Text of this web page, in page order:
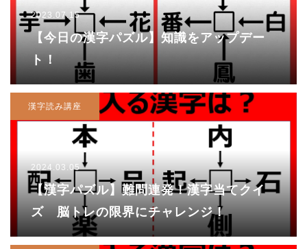
2023.07.15
【今日の漢字パズル】知識をアップデー
ト！
漢字読み講座
2024.03.05
【漢字パズル】難問連発！漢字当てクイ
ズ 脳トレの限界にチャレンジ！